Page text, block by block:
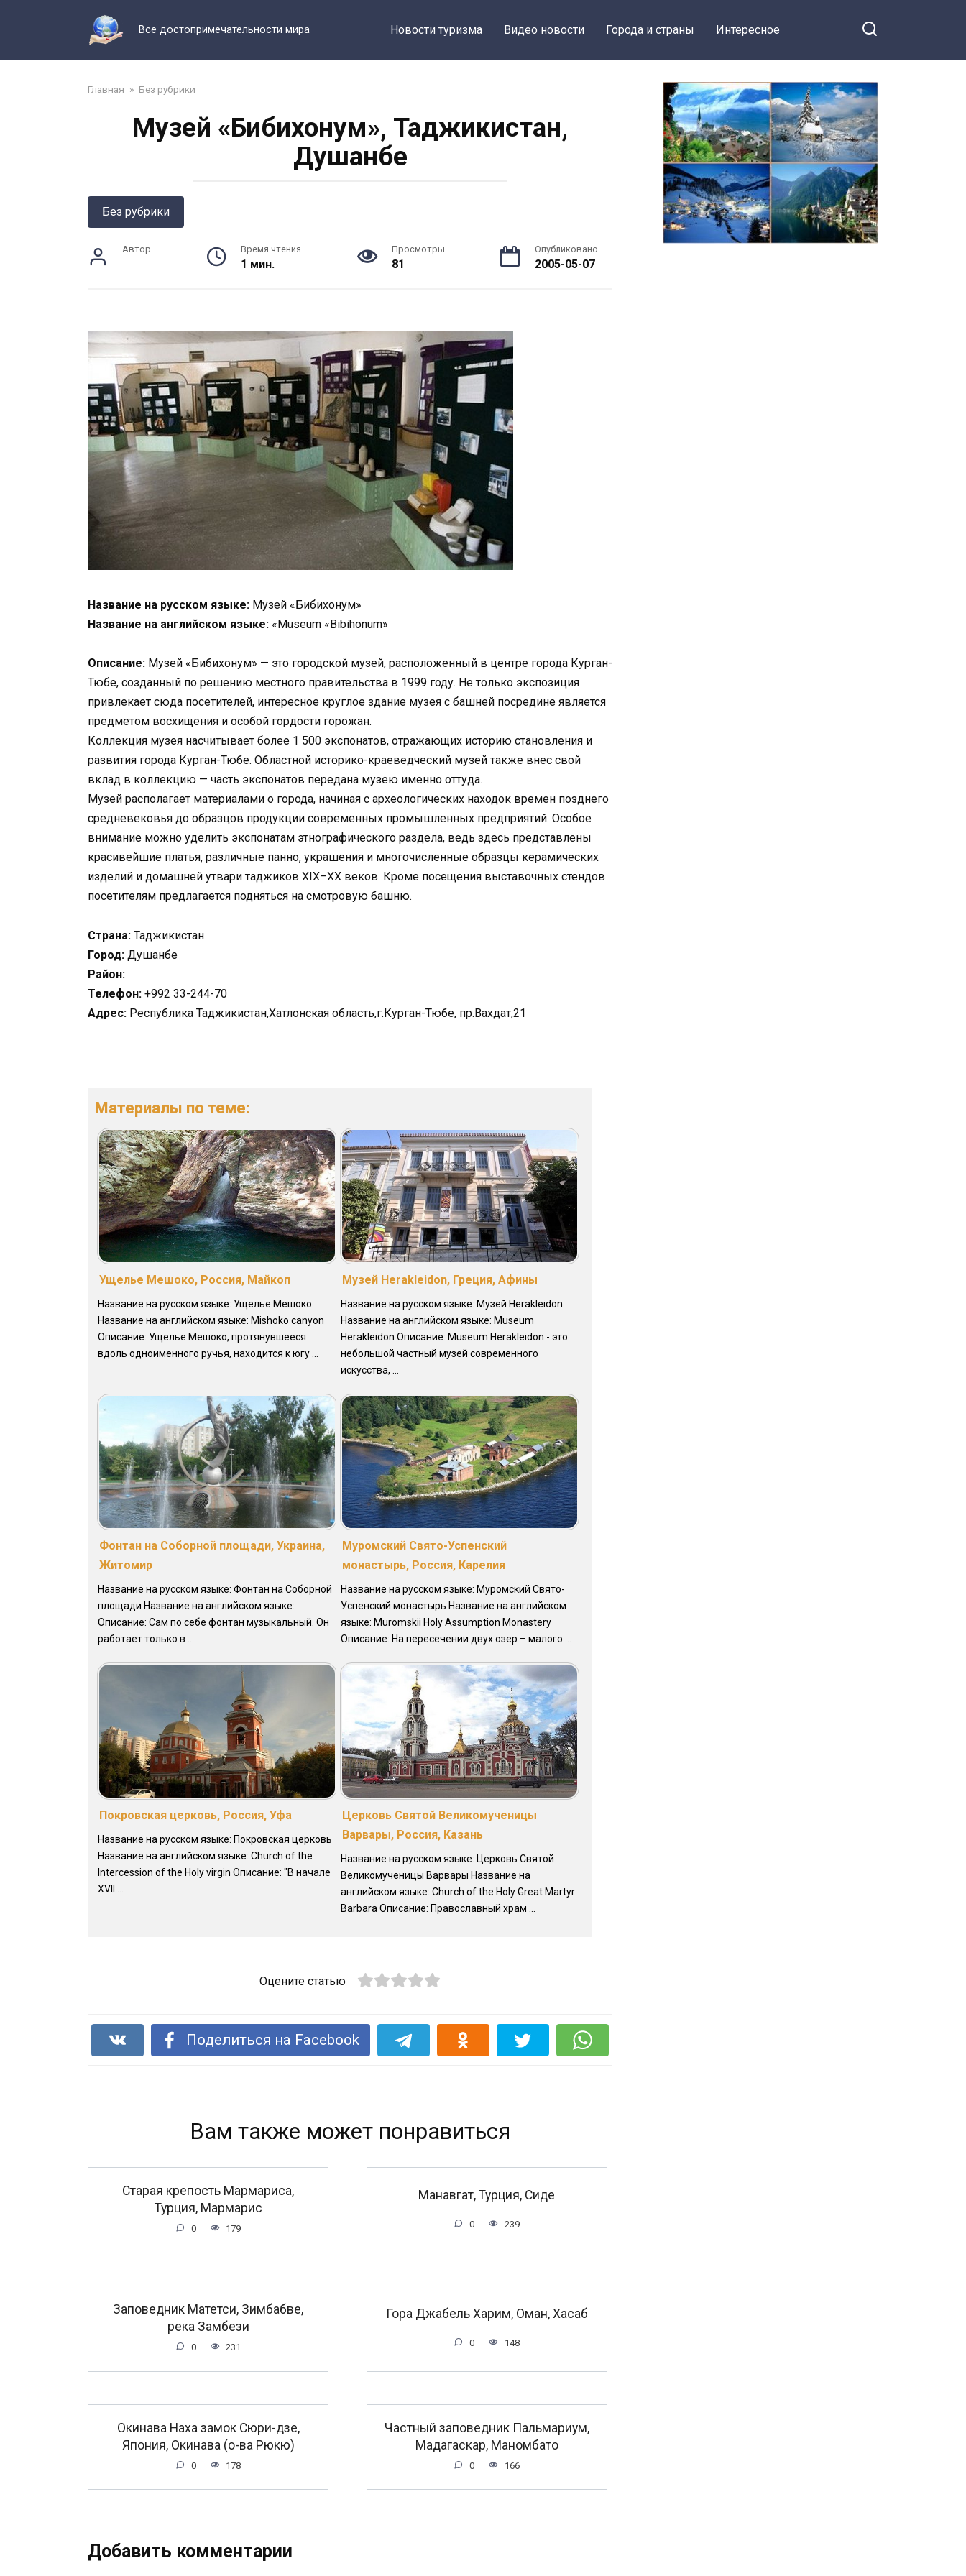
Все достопримечательности мира Новости туризма Видео новости Города и страны Интересное
Главная » Без рубрики
Музей «Бибихонум», Таджикистан,
Душанбе
Без рубрики
Автор Время чтения
1 мин.
Просмотры
81
Опубликовано
2005-05-07
Название на русском языке: Музей «Бибихонум»
Название на английском языке: «Museum «Bibihonum»
Описание: Музей «Бибихонум» — это городcкой музей, расположенный в центре города Курган-
Тюбе, созданный по решению местного правительства в 1999 году. Не только экспозиция
привлекает сюда посетителей, интересное круглое здание музея с башней посредине является
предметом восхищения и особой гордости горожан.
Коллекция музея насчитывает более 1 500 экспонатов, отражающих историю становления и
развития города Курган-Тюбе. Областной историко-краеведческий музей также внес свой
вклад в коллекцию — часть экспонатов передана музею именно оттуда.
Музей располагает материалами о города, начиная с археологических находок времен позднего
средневековья до образцов продукции современных промышленных предприятий. Особое
внимание можно уделить экспонатам этнографического раздела, ведь здесь представлены
красивейшие платья, различные панно, украшения и многочисленные образцы керамических
изделий и домашней утвари таджиков XIX–XX веков. Кроме посещения выставочных стендов
посетителям предлагается подняться на смотровую башню.
Страна: Таджикистан
Город: Душанбе
Район:
Телефон: +992 33-244-70
Адрес: Республика Таджикистан,Хатлонская область,г.Курган-Тюбе, пр.Вахдат,21
Материалы по теме:
Ущелье Мешоко, Россия, Майкоп
Название на русском языке: Ущелье Мешоко
Название на английском языке: Mishoko canyon
Описание: Ущелье Мешоко, протянувшееся
вдоль одноименного ручья, находится к югу ...
Музей Herakleidon, Греция, Афины
Название на русском языке: Музей Herakleidon
Название на английском языке: Museum
Herakleidon Описание: Museum Herakleidon - это
небольшой частный музей современного
искусства, ...
Фонтан на Соборной площади, Украина,
Житомир
Название на русском языке: Фонтан на Соборной
площади Название на английском языке:
Описание: Сам по себе фонтан музыкальный. Он
работает только в ...
Муромский Свято-Успенский
монастырь, Россия, Карелия
Название на русском языке: Муромский Свято-
Успенский монастырь Название на английском
языке: Muromskii Holy Assumption Monastery
Описание: На пересечении двух озер – малого ...
Покровская церковь, Россия, Уфа
Название на русском языке: Покровская церковь
Название на английском языке: Church of the
Intercession of the Holy virgin Описание: "В начале
XVII ...
Церковь Святой Великомученицы
Варвары, Россия, Казань
Название на русском языке: Церковь Святой
Великомученицы Варвары Название на
английском языке: Church of the Holy Great Martyr
Barbara Описание: Православный храм ...
Оцените статью
Поделиться на Facebook
Вам также может понравиться
Старая крепость Мармариса,
Турция, Мармарис
0 179
Манавгат, Турция, Сиде
0 239
Заповедник Матетси, Зимбабве,
река Замбези
0 231
Гора Джабель Харим, Оман, Хасаб
0 148
Окинава Наха замок Сюри-дзе,
Япония, Окинава (о-ва Рюкю)
0 178
Частный заповедник Пальмариум,
Мадагаскар, Маномбато
0 166
Добавить комментарии